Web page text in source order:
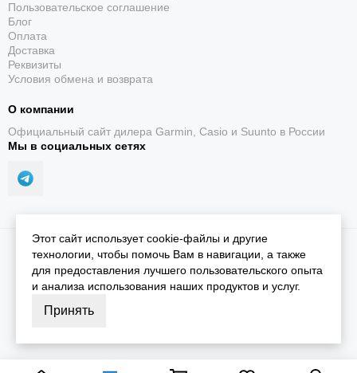
Пользовательское соглашение
Блог
Оплата
Доставка
Реквизиты
Условия обмена и возврата
О компании
Официальный сайт дилера Garmin, Casio и Suunto в России
Мы в социальных сетях
2026 © iGarmin.Карта сайта
Этот сайт использует cookie-файлы и другие
технологии, чтобы помочь Вам в навигации, а также
для предоставления лучшего пользовательского опыта
и анализа использования наших продуктов и услуг.
Принять